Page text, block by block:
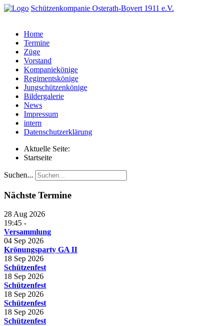
Schützenkompanie Osterath-Bovert 1911 e.V.
Home
Termine
Züge
Vorstand
Kompaniekönige
Regimentskönige
Jungschützenkönige
Bildergalerie
News
Impressum
intern
Datenschutzerklärung
Aktuelle Seite:
Startseite
Suchen...
Nächste Termine
28 Aug 2026
19:45 -
Versammlung
04 Sep 2026
Krönungsparty GA II
18 Sep 2026
Schützenfest
18 Sep 2026
Schützenfest
18 Sep 2026
Schützenfest
18 Sep 2026
Schützenfest